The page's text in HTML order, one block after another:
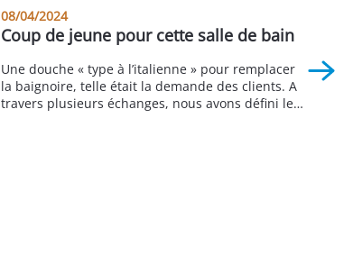
receveur extra-plat répondent à tous les critères
de confort et de sécurité : un large […]
08/04/2024
Coup de jeune pour cette salle de bain
Une douche « type à l’italienne » pour remplacer
la baignoire, telle était la demande des clients. A
travers plusieurs échanges, nous avons défini le